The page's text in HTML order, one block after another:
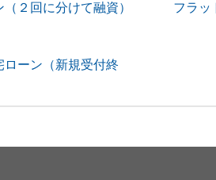
２回に分けて融資） フラッ
ローン（新規受付終